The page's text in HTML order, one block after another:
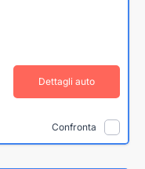
Dettagli auto
Confronta